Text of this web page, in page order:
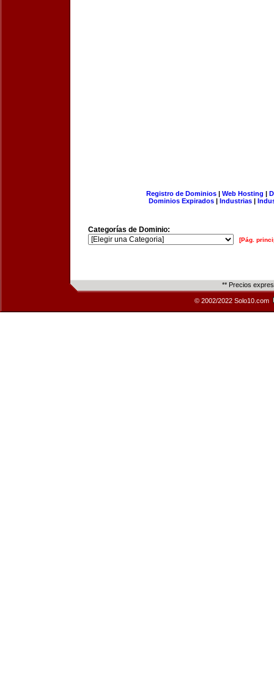
Registro de Dominios| Web Hosting |
Dominios Expirados | Industrias |
Categorías de Dominio:
[Pág.
** Precios
© 2002/2022 Solo10.com